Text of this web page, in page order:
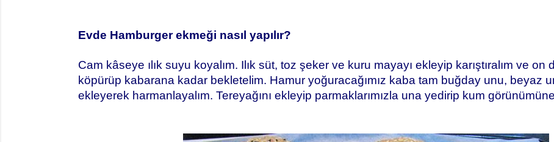
Evde Hamburger ekmeği nasıl yapılır?
Cam kâseye ılık suyu koyalım. Ilık süt, toz şeker ve kuru mayayı ekleyip karıştıralım ve
köpürüp kabarana kadar bekletelim. Hamur yoğuracağımız kaba tam buğday unu, beyaz
ekleyerek harmanlayalım. Tereyağını ekleyip parmaklarımızla una yedirip kum